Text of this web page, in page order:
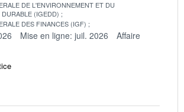
DE L'ENVIRONNEMENT ET DU
(IGEDD)
DES FINANCES (IGF)
Mise en ligne: juil. 2026
Affaire